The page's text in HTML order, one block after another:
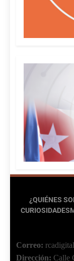
¿QUIÉNES
CURIOSIDADES
Correo:
Dirección: Calle